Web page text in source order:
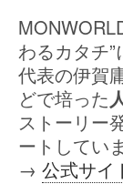
わるカタチ”
代表の伊賀
どで培った
ストーリー
ートしてい
→ 公式サイ